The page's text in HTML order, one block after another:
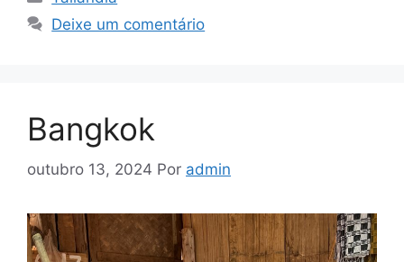
Deixe um comentário
Bangkok
outubro 13, 2024 Por admin